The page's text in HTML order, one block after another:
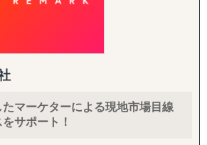
ーケティングを得意としています。
マーケターによる現地市場目線
サポート！